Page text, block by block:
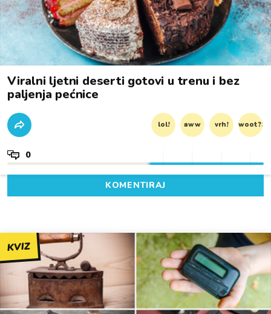
Viralni ljetni deserti gotovi u trenu i bez
paljenja pećnice
lol! aww vrh! woot?!
0
KOMENTIRAJ
KVIZ